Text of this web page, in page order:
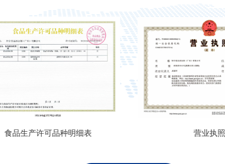
食品生产许可品种明细表 营业执照